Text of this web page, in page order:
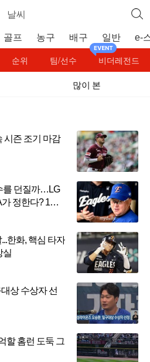
날씨
골프 농구 배구 일반 e-
순위 팀/선수 비더레전드
많이 본
시즌 조기 마감
를 던질까…LG
정한다? 1위
한화, 핵심 타자
실
상 수상자 선
할 홈런 도둑 그